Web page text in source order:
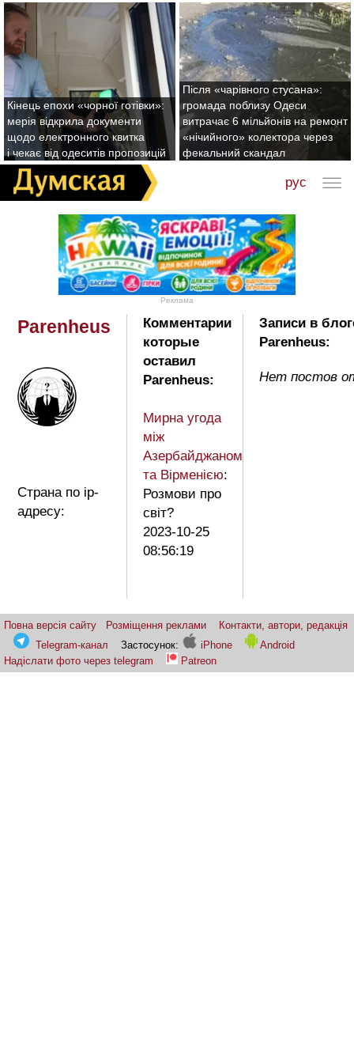
Кінець епохи «чорної готівки»:
мерія відкрила документи
щодо електронного квитка
і чекає від одеситів пропозицій
Після «чарівного стусана»:
громада поблизу Одеси
витрачає 6 мільйонів на ремонт
«нічийного» колектора через
фекальний скандал
рус
Реклама
Parenheus
Страна по ip-
адресу:
Комментарии
которые
оставил
Parenheus:
Мирна угода
між
Азербайджаном
та Вірменією:
Розмови про
свiт?
2023-10-25
08:56:19
Записи в
Parenheus:
Нет постов
Повна версія сайту Розміщення реклами
Контакти, автори, редакція
Telegram-канал
Застосунок: iPhone
Android
Надіслати фото через telegram
Patreon